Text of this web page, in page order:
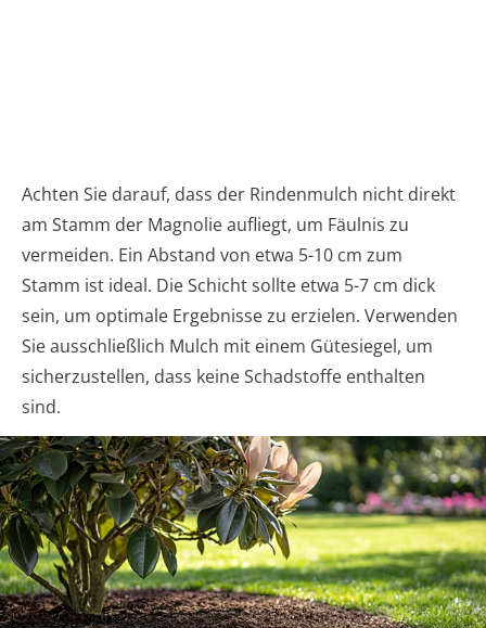
Achten Sie darauf, dass der Rindenmulch nicht direkt
am Stamm der Magnolie aufliegt, um Fäulnis zu
vermeiden. Ein Abstand von etwa 5-10 cm zum
Stamm ist ideal. Die Schicht sollte etwa 5-7 cm dick
sein, um optimale Ergebnisse zu erzielen. Verwenden
Sie ausschließlich Mulch mit einem Gütesiegel, um
sicherzustellen, dass keine Schadstoffe enthalten
sind.